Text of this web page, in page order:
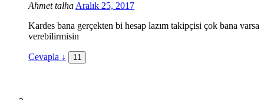
Ahmet talha Aralık 25, 2017
Kardes bana gerçekten bi hesap lazım takipçisi çok bana varsa
verebilirmisin
Cevapla ↓ 11